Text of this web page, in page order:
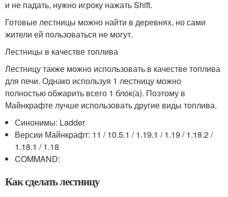
и не падать, нужно игроку нажать Shift.
Готовые лестницы можно найти в деревнях, но сами
жители ей пользоваться не могут.
Лестницы в качестве топлива
Лестницу также можно использовать в качестве топлива
для печи. Однако используя 1 лестницу можно
полностью обжарить всего 1 блок(а). Поэтому в
Майнкрафте лучше использовать другие виды топлива.
Синонимы: Ladder
Версии Майнкрафт: 11 / 10.5.1 / 1.19.1 / 1.19 / 1.18.2 /
1.18.1 / 1.18
COMMAND:
Как сделать лестницу